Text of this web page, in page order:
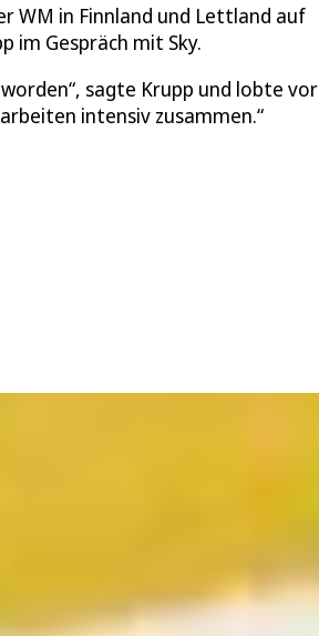
WM in Finnland und Lettland auf
im Gespräch mit Sky.
sagte Krupp und lobte vor
intensiv zusammen.“